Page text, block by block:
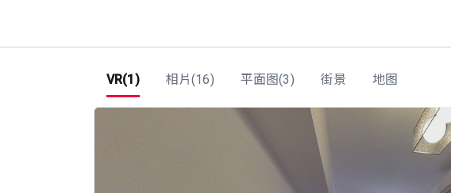
VR(1) 相片(16) 平面图(3) 街景 地图